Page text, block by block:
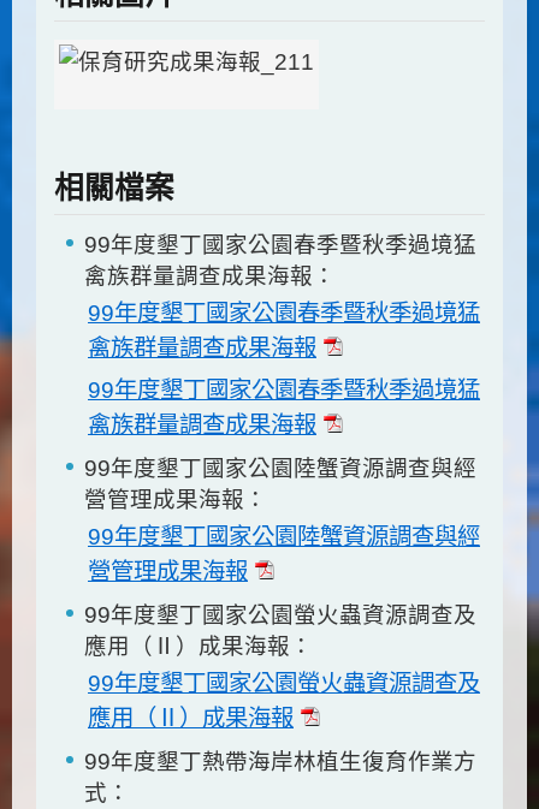
相關檔案
99年度墾丁國家公園春季暨秋季過境猛
禽族群量調查成果海報：
99年度墾丁國家公園春季暨秋季過境猛
禽族群量調查成果海報
99年度墾丁國家公園春季暨秋季過境猛
禽族群量調查成果海報
99年度墾丁國家公園陸蟹資源調查與經
營管理成果海報：
99年度墾丁國家公園陸蟹資源調查與經
營管理成果海報
99年度墾丁國家公園螢火蟲資源調查及
應用（Ⅱ）成果海報：
99年度墾丁國家公園螢火蟲資源調查及
應用（Ⅱ）成果海報
99年度墾丁熱帶海岸林植生復育作業方
式：